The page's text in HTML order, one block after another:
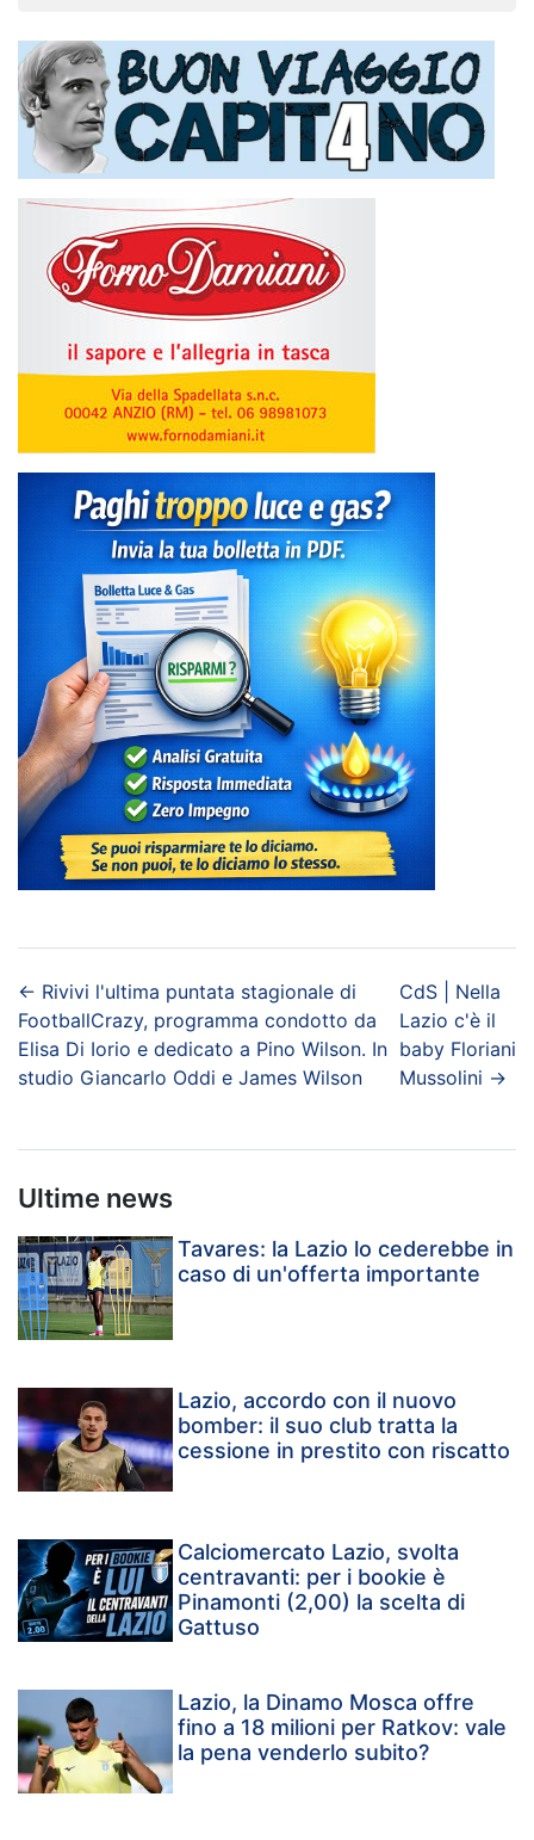
← Rivivi l'ultima puntata stagionale di
FootballCrazy, programma condotto da
Elisa Di Iorio e dedicato a Pino Wilson. In
studio Giancarlo Oddi e James Wilson
CdS | Nella
Lazio c'è il
baby Floriani
Mussolini →
Ultime news
Tavares: la Lazio lo cederebbe in
caso di un'offerta importante
Lazio, accordo con il nuovo
bomber: il suo club tratta la
cessione in prestito con riscatto
Calciomercato Lazio, svolta
centravanti: per i bookie è
Pinamonti (2,00) la scelta di
Gattuso
Lazio, la Dinamo Mosca offre
fino a 18 milioni per Ratkov: vale
la pena venderlo subito?